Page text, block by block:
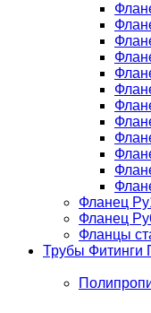
Фланец
Фланец
Фланцы
Трубы Фитинги